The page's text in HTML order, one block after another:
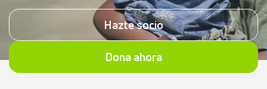
Hazte socio
Dona ahora